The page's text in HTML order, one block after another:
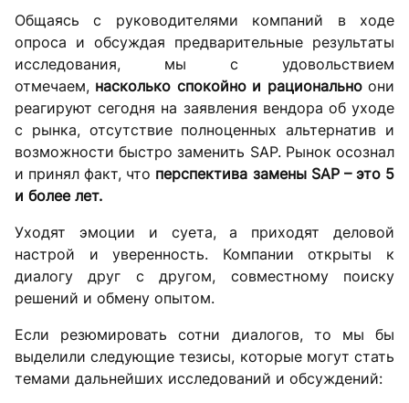
Общаясь с руководителями компаний в ходе
опроса и обсуждая предварительные результаты
исследования, мы с удовольствием
отмечаем, насколько спокойно и рациональноони
реагируют сегодня на заявления вендора об уходе
с рынка, отсутствие полноценных альтернатив и
возможности быстро заменить SAP. Рынок осознал
и принял факт, что перспектива замены SAP– это 5
и более лет.
Уходят эмоции и суета, а приходят деловой
настрой и уверенность. Компании открыты к
диалогу друг с другом, совместному поиску
решений и обмену опытом.
Если резюмировать сотни диалогов, то мы бы
выделили следующие тезисы, которые могут стать
темами дальнейших исследований и обсуждений: